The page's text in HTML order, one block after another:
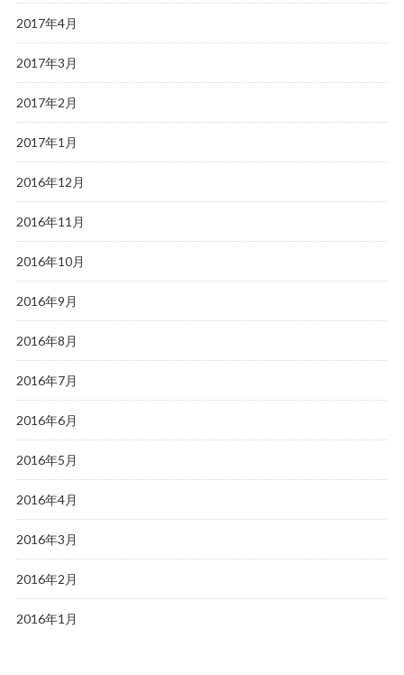
2017年4月
2017年3月
2017年2月
2017年1月
2016年12月
2016年11月
2016年10月
2016年9月
2016年8月
2016年7月
2016年6月
2016年5月
2016年4月
2016年3月
2016年2月
2016年1月